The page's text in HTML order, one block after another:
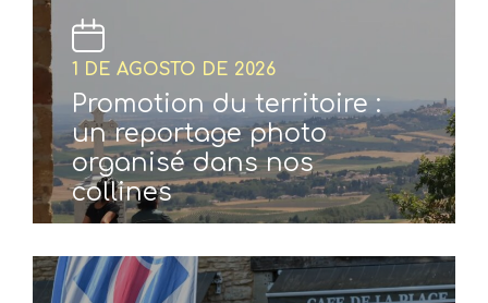
1 DE AGOSTO DE 2026
Promotion du territoire :
un reportage photo
organisé dans nos
collines